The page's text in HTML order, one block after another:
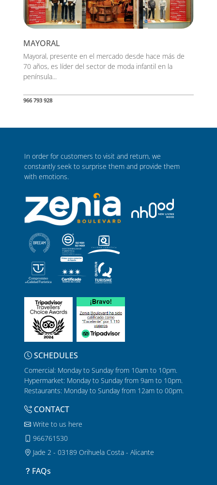
MAYORAL
Mayoral, presente en el mercado desde hace más de
70 años, es líder del sector de moda infantil en la
península...
966 793 928
In order for customers to visit and return, we
constantly seek to surprise them and provide them
with emotions.
SCHEDULES
Comercial: Monday to Sunday from 10am to 10pm.
Hypermarket: Monday to Sunday from 9am to 10pm.
Restaurants: Monday to Sunday from 12am to 00pm.
CONTACT
Write to us here
966761530
Jade 2 - 03189 Orihuela Costa - Alicante
FAQs